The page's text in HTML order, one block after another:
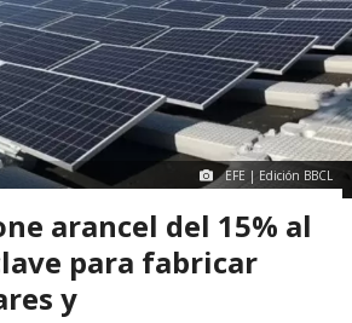
EFE | Edición BBCL
arancel del 15% al
para fabricar
y